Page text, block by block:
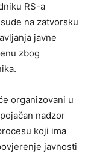
RS-a
na zatvorsku
javne
zbog
organizovani u
nadzor
koji ima
javnosti